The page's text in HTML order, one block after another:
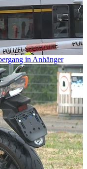
in Anhänger